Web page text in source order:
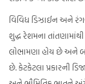
વિવિધ ડિઝાઈન અને
શુદ્ધ રેશમના
લોભામણા હોય છે અને
છે. કેટકેટલા પ્રકારની